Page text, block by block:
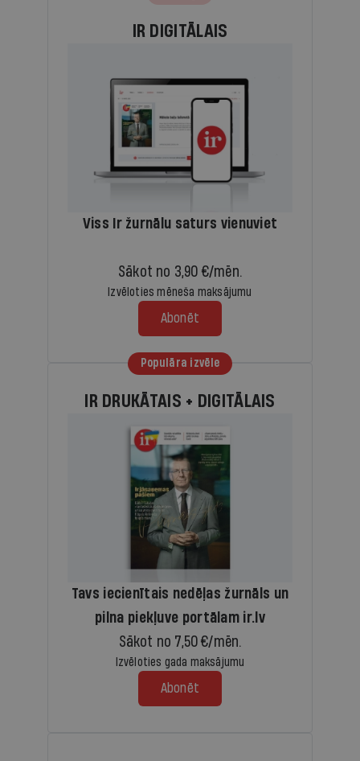
IR DIGITĀLAIS
Viss Ir žurnālu saturs vienuviet
Sākot no 3,90 €/mēn.
Izvēloties mēneša maksājumu
Abonēt
Populāra izvēle
IR DRUKĀTAIS + DIGITĀLAIS
Tavs iecienītais nedēļas žurnāls un
pilna piekļuve portālam ir.lv
Sākot no 7,50 €/mēn.
Izvēloties gada maksājumu
Abonēt